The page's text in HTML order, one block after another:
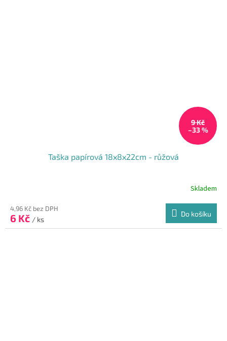
9 Kč
–33 %
Taška papírová 18x8x22cm - růžová
produktu
je
5,0
Skladem
4,96 Kč bez DPH
6 Kč / ks
Do košíku